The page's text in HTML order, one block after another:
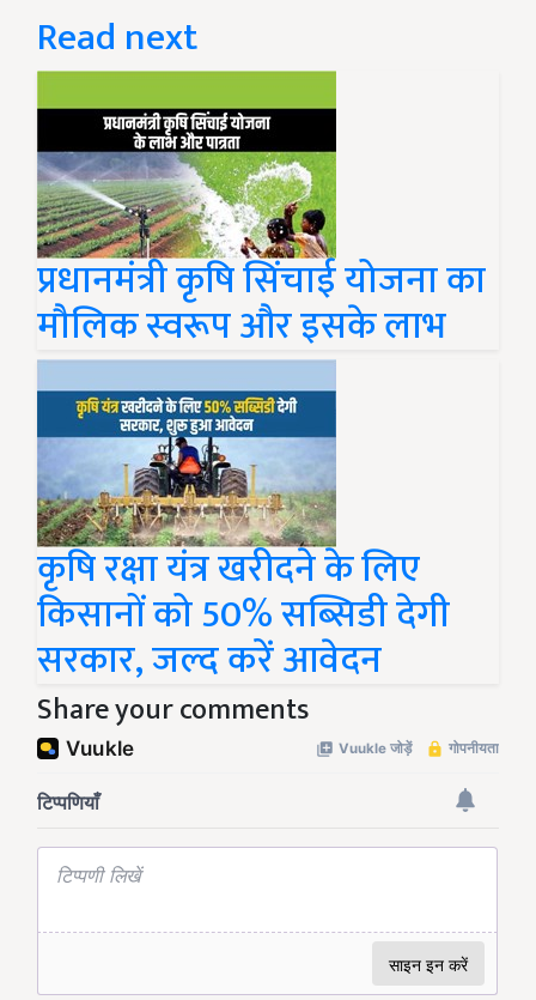
Read next
प्रधानमंत्री कृषि सिंचाई योजना का
मौलिक स्वरूप और इसके लाभ
कृषि रक्षा यंत्र खरीदने के लिए
किसानों को 50% सब्सिडी देगी
सरकार, जल्द करें आवेदन
Share your comments